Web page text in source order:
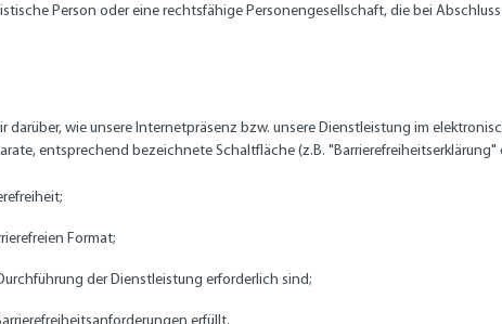
Person oder eine rechtsfähige Personengesellschaft, die bei
darüber, wie unsere Internetpräsenz bzw. unsere Dienstleistung im
entsprechend bezeichnete Schaltfläche (z.B.
Format;
der Dienstleistung erforderlich sind;
erfüllt.